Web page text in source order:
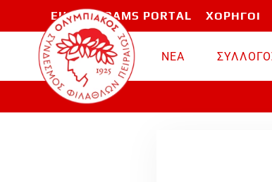
Skip to main content
EU PROGRAMS PORTAL ΧΟΡΗΓΟΙ
ΝΕΑ